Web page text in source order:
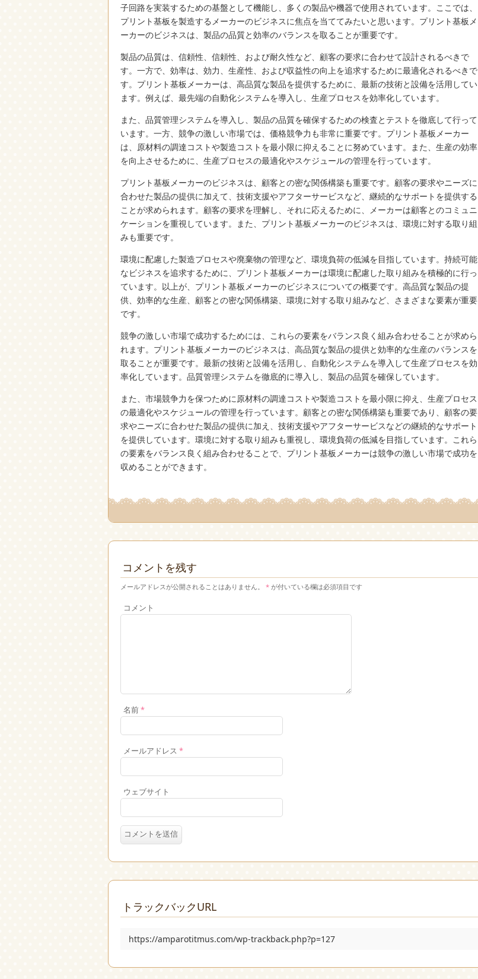
子回路を実装するための基盤として機能し、多くの製品や機器で使用されています。ここでは、
プリント基板を製造するメーカーのビジネスに焦点を当ててみたいと思います。プリント基板メ
ーカーのビジネスは、製品の品質と効率のバランスを取ることが重要です。
製品の品質は、信頼性、信頼性、および耐久性など、顧客の要求に合わせて設計されるべきで
す。一方で、効率は、効力、生産性、および収益性の向上を追求するために最適化されるべきで
す。プリント基板メーカーは、高品質な製品を提供するために、最新の技術と設備を活用してい
ます。例えば、最先端の自動化システムを導入し、生産プロセスを効率化しています。
また、品質管理システムを導入し、製品の品質を確保するための検査とテストを徹底して行って
います。一方、競争の激しい市場では、価格競争力も非常に重要です。プリント基板メーカー
は、原材料の調達コストや製造コストを最小限に抑えることに努めています。また、生産の効率
を向上させるために、生産プロセスの最適化やスケジュールの管理を行っています。
プリント基板メーカーのビジネスは、顧客との密な関係構築も重要です。顧客の要求やニーズに
合わせた製品の提供に加えて、技術支援やアフターサービスなど、継続的なサポートを提供する
ことが求められます。顧客の要求を理解し、それに応えるために、メーカーは顧客とのコミュニ
ケーションを重視しています。また、プリント基板メーカーのビジネスは、環境に対する取り組
みも重要です。
環境に配慮した製造プロセスや廃棄物の管理など、環境負荷の低減を目指しています。持続可能
なビジネスを追求するために、プリント基板メーカーは環境に配慮した取り組みを積極的に行っ
ています。以上が、プリント基板メーカーのビジネスについての概要です。高品質な製品の提
供、効率的な生産、顧客との密な関係構築、環境に対する取り組みなど、さまざまな要素が重要
です。
競争の激しい市場で成功するためには、これらの要素をバランス良く組み合わせることが求めら
れます。プリント基板メーカーのビジネスは、高品質な製品の提供と効率的な生産のバランスを
取ることが重要です。最新の技術と設備を活用し、自動化システムを導入して生産プロセスを効
率化しています。品質管理システムを徹底的に導入し、製品の品質を確保しています。
また、市場競争力を保つために原材料の調達コストや製造コストを最小限に抑え、生産プロセス
の最適化やスケジュールの管理を行っています。顧客との密な関係構築も重要であり、顧客の要
求やニーズに合わせた製品の提供に加え、技術支援やアフターサービスなどの継続的なサポート
を提供しています。環境に対する取り組みも重視し、環境負荷の低減を目指しています。これら
の要素をバランス良く組み合わせることで、プリント基板メーカーは競争の激しい市場で成功を
収めることができます。
コメントを残す
メールアドレスが公開されることはありません。 * が付いている欄は必須項目です
コメント
名前*
メールアドレス *
ウェブサイト
トラックバックURL
https://amparotitmus.com/wp-trackback.php?p=127